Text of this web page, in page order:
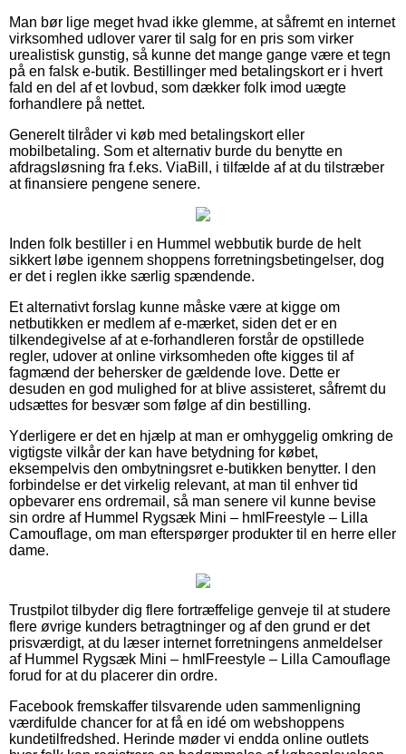
Man bør lige meget hvad ikke glemme, at såfremt en internet
virksomhed udlover varer til salg for en pris som virker
urealistisk gunstig, så kunne det mange gange være et tegn
på en falsk e-butik. Bestillinger med betalingskort er i hvert
fald en del af et lovbud, som dækker folk imod uægte
forhandlere på nettet.
Generelt tilråder vi køb med betalingskort eller
mobilbetaling. Som et alternativ burde du benytte en
afdragsløsning fra f.eks. ViaBill, i tilfælde af at du tilstræber
at finansiere pengene senere.
Inden folk bestiller i en Hummel webbutik burde de helt
sikkert løbe igennem shoppens forretningsbetingelser, dog
er det i reglen ikke særlig spændende.
Et alternativt forslag kunne måske være at kigge om
netbutikken er medlem af e-mærket, siden det er en
tilkendegivelse af at e-forhandleren forstår de opstillede
regler, udover at online virksomheden ofte kigges til af
fagmænd der behersker de gældende love. Dette er
desuden en god mulighed for at blive assisteret, såfremt du
udsættes for besvær som følge af din bestilling.
Yderligere er det en hjælp at man er omhyggelig omkring de
vigtigste vilkår der kan have betydning for købet,
eksempelvis den ombytningsret e-butikken benytter. I den
forbindelse er det virkelig relevant, at man til enhver tid
opbevarer ens ordremail, så man senere vil kunne bevise
sin ordre af Hummel Rygsæk Mini – hmlFreestyle – Lilla
Camouflage, om man efterspørger produkter til en herre eller
dame.
Trustpilot tilbyder dig flere fortræffelige genveje til at studere
flere øvrige kunders betragtninger og af den grund er det
prisværdigt, at du læser internet forretningens anmeldelser
af Hummel Rygsæk Mini – hmlFreestyle – Lilla Camouflage
forud for at du placerer din ordre.
Facebook fremskaffer tilsvarende uden sammenligning
værdifulde chancer for at få en idé om webshoppens
kundetilfredshed. Herinde møder vi endda online outlets